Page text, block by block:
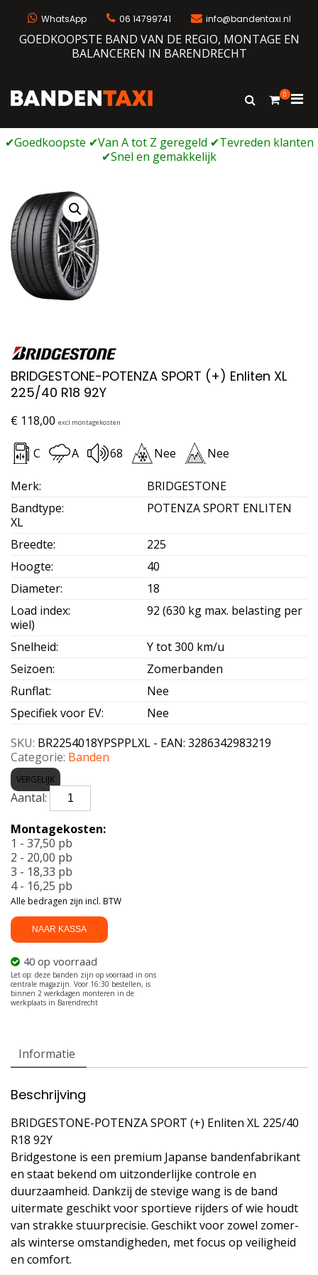
WhatsApp 06 14799741 info@bandentaxi.nl
GOEDKOOPSTE BAND VAN DE REGIO, MONTAGE EN
BALANCEREN IN BARENDRECHT
Bandengarage met eigen webshop
Toon
0
voor
BRIDGESTONE-POTENZA SPORT (+) Enliten XL
225/40 R18 92Y
€ 118,00 excl montagekosten
C A 68 Nee Nee
Merk:
BRIDGESTONE
Bandtype:
POTENZA SPORT ENLITEN
XL
Breedte:
225
Hoogte:
40
Diameter:
18
Load index:
92 (630 kg max. belasting per
wiel)
Snelheid:
Y tot 300 km/u
Seizoen:
Zomerbanden
Runflat:
Nee
Specifiek voor EV:
Nee
SKU: BR2254018YPSPPLXL - EAN: 3286342983219
Categorie: Banden
VERGELIJK
BRIDGESTONE-
POTENZA
(+)
Enliten
XL
225/40
R18
92Y
aantal
NAAR KASSA
40 op voorraad
Montagekosten:
1 - 37,50 pb
2 - 20,00 pb
3 - 18,33 pb
4 - 16,25 pb
Alle bedragen zijn incl. BTW
Informatie
Beschrijving
BRIDGESTONE-POTENZA SPORT (+) Enliten XL 225/40
R18 92Y
Bridgestone is een premium Japanse bandenfabrikant
en staat bekend om uitzonderlijke controle en
duurzaamheid. Dankzij de stevige wang is de band
uitermate geschikt voor sportieve rijders of wie houdt
van strakke stuurprecisie. Geschikt voor zowel zomer-
als winterse omstandigheden, met focus op veiligheid
en comfort.